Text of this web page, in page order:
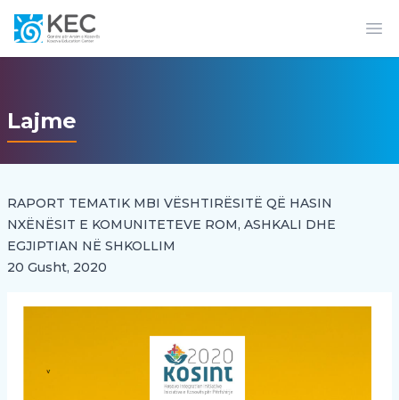
Lajme
RAPORT TEMATIK MBI VËSHTIRËSITË QË HASIN
NXËNËSIT E KOMUNITETEVE ROM, ASHKALI DHE
EGJIPTIAN NË SHKOLLIM
20 Gusht, 2020